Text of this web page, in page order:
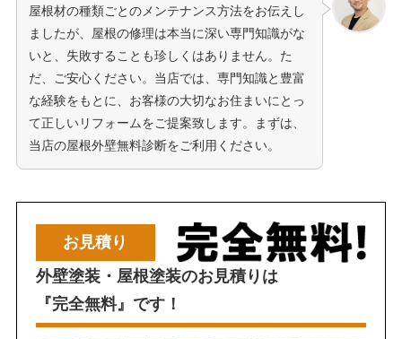
屋根材の種類ごとのメンテナンス方法をお伝えし
ましたが、屋根の修理は本当に深い専門知識がな
いと、失敗することも珍しくはありません。た
だ、ご安心ください。当店では、専門知識と豊富
な経験をもとに、お客様の大切なお住まいにとっ
て正しいリフォームをご提案致します。まずは、
当店の屋根外壁無料診断をご利用ください。
お見積り
外壁塗装・屋根塗装のお見積りは
『完全無料』です！